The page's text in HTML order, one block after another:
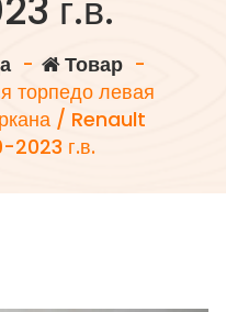
- Товар-
торпедо левая
/ Renault
2023 г.в.